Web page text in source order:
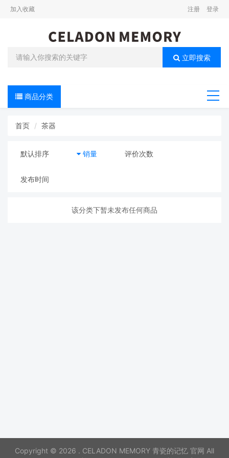
加入收藏 注册 登录
立即搜索
商品分类
首页 茶器
默认排序 销量 评价次数
发布时间
该分类下暂未发布任何商品
Copyright © 2026 . CELADON MEMORY 青瓷的记忆 官网 All